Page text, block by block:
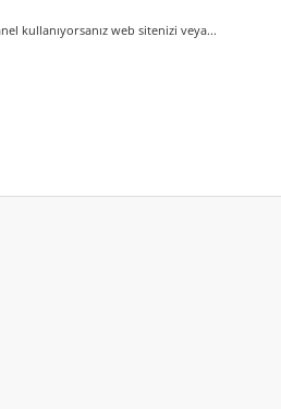
kullanıyorsanız web sitenizi veya...